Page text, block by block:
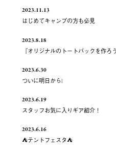
2023.11.13
はじめてキャンプの方も必見
2023.8.18
『オリジナルのトートバックを作ろう
2023.6.30
ついに明日から❕
2023.6.19
スタッフお気に入りギア紹介！
2023.6.16
⛺️テントフェスタ⛺️